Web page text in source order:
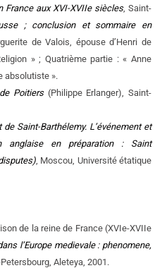
France aux XVI-XVIIe siècles, Saint-
; conclusion et sommaire en
de Valois, épouse d’Henri de
» ; Quatrième partie : « Anne
absolutiste ».
Poitiers(Philippe Erlanger), Saint-
de Saint-Barthélemy. L’événement et
anglaise en préparation : Saint
, Moscou, Université étatique
de la reine de France (XVIe-XVIIe
l’Europe medievale : phenomene,
Aleteya, 2001.